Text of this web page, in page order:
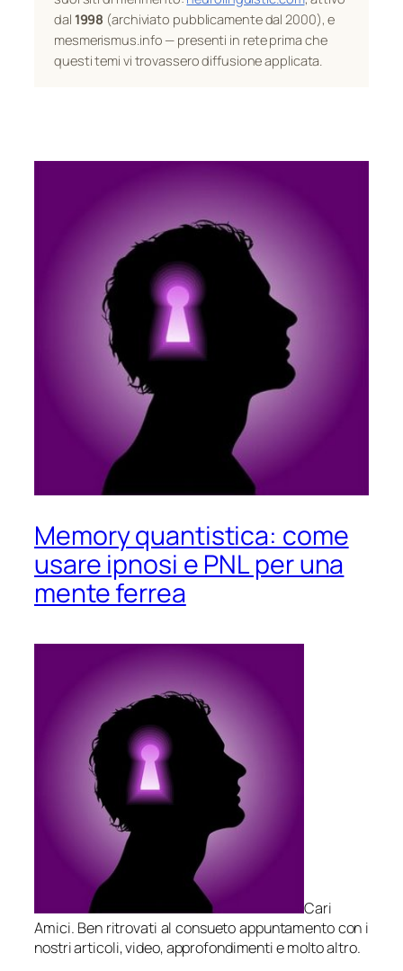
dal 1998 (archiviato pubblicamente dal 2000), e
mesmerismus.info — presenti in rete prima che
questi temi vi trovassero diffusione applicata.
Memory quantistica: come
usare ipnosi e PNL per una
mente ferrea
Cari
Amici. Ben ritrovati al consueto appuntamento con i
nostri articoli, video, approfondimenti e molto altro.